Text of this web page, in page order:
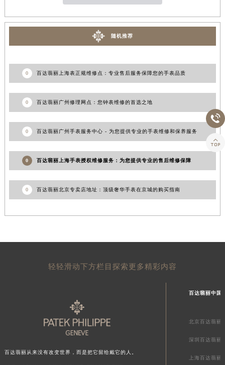
随机推荐
0 百达翡丽上海表正规维修点：专业售后服务保障您的手表品质
0 百达翡丽广州修理网点：您钟表维修的首选之地
0 百达翡丽广州手表服务中心 - 为您提供专业的手表维修和保养服务
0 百达翡丽上海手表授权维修服务：为您提供专业的售后维修保障
0 百达翡丽北京专卖店地址：顶级奢华手表在京城的购买指南
轻轻滑动下方栏目探索更多精彩内容
百达翡丽从来没有改变世界，而是把它留给戴它的人。
百达翡丽中国
北京百达翡丽
深圳百达翡丽
上海百达翡丽

